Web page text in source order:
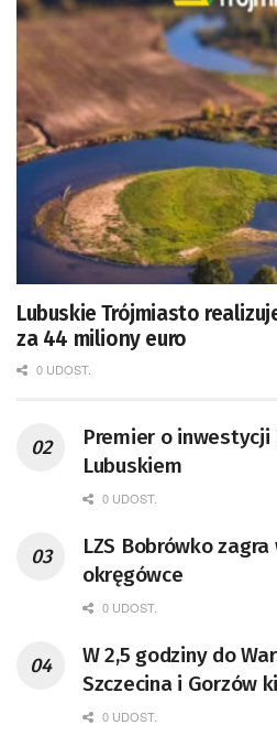
Lubuskie Trójmiasto
za 44 miliony euro
0 UDOST.
Premier o
Lubuskiem
0 UDOST.
LZS Bobrówko
okręgówce
0 UDOST.
W 2,5 godziny do
Szczecina i Gorzów
ZSK ma być
0 UDOST.